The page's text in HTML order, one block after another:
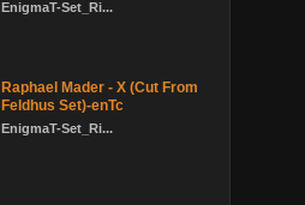
EnigmaT-Set_Ri...
Raphael Mader - X (Cut From
Feldhus Set)-enTc
EnigmaT-Set_Ri...